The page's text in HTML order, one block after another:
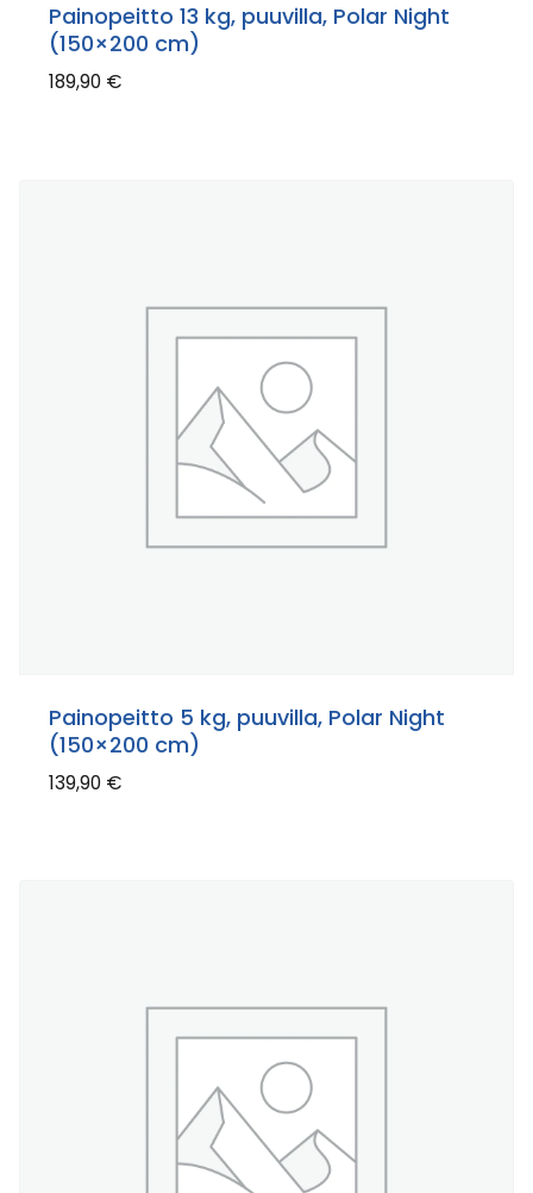
Painopeitto 13 kg, puuvilla, Polar Night
(150×200 cm)
189,90 €
Painopeitto 5 kg, puuvilla, Polar Night
(150×200 cm)
139,90 €